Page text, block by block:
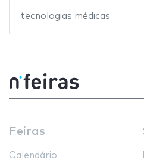
tecnologias médicas
Feiras
Calendário